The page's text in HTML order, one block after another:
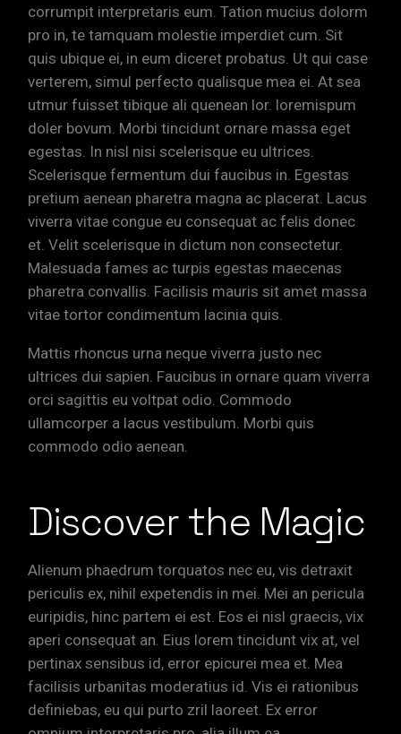
corrumpit interpretaris eum. Tation mucius dolorm
pro in, te tamquam molestie imperdiet cum. Sit
quis ubique ei, in eum diceret probatus. Ut qui case
verterem, simul perfecto qualisque mea ei. At sea
utmur fuisset tibique ali quenean lor. loremispum
doler bovum. Morbi tincidunt ornare massa eget
egestas. In nisl nisi scelerisque eu ultrices.
Scelerisque fermentum dui faucibus in. Egestas
pretium aenean pharetra magna ac placerat. Lacus
viverra vitae congue eu consequat ac felis donec
et. Velit scelerisque in dictum non consectetur.
Malesuada fames ac turpis egestas maecenas
pharetra convallis. Facilisis mauris sit amet massa
vitae tortor condimentum lacinia quis.
Mattis rhoncus urna neque viverra justo nec
ultrices dui sapien. Faucibus in ornare quam viverra
orci sagittis eu voltpat odio. Commodo
ullamcorper a lacus vestibulum. Morbi quis
commodo odio aenean.
Discover the Magic
Alienum phaedrum torquatos nec eu, vis detraxit
periculis ex, nihil expetendis in mei. Mei an pericula
euripidis, hinc partem ei est. Eos ei nisl graecis, vix
aperi consequat an. Eius lorem tincidunt vix at, vel
pertinax sensibus id, error epicurei mea et. Mea
facilisis urbanitas moderatius id. Vis ei rationibus
definiebas, eu qui purto zril laoreet. Ex error